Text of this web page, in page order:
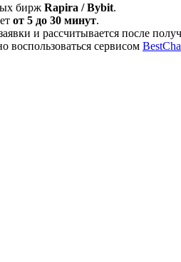
бирж Rapira / Bybit.
от 5 до 30 минут.
и рассчитывается после
воспользоваться сервисом